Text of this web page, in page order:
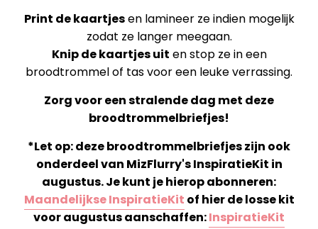
Print de kaartjesen lamineer ze indien mogelijk
zodat ze langer meegaan.
Knip de kaartjes uit en stop ze in een
broodtrommel of tas voor een leuke verrassing.
Zorg voor een stralende dag met deze
broodtrommelbriefjes!
*Let op: deze broodtrommelbriefjes zijn ook
onderdeel van MizFlurry's InspiratieKit in
augustus. Je kunt je hierop abonneren:
Maandelijkse InspiratieKit of hier de losse kit
voor augustus aanschaffen:InspiratieKit